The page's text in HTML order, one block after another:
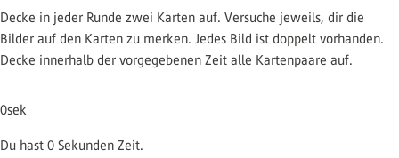
Decke in jeder Runde zwei Karten auf. Versuche jeweils, dir die
Bilder auf den Karten zu merken. Jedes Bild ist doppelt vorhanden.
Decke innerhalb der vorgegebenen Zeit alle Kartenpaare auf.
0sek
Du hast 0 Sekunden Zeit.